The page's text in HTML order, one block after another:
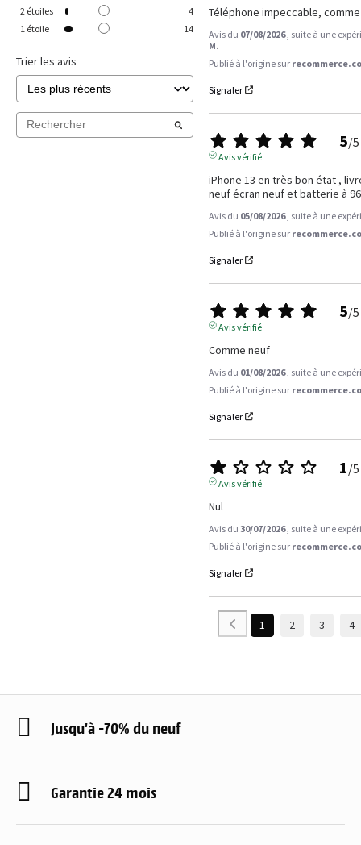
2 étoiles
4
1 étoile 14
Trier les avis
Téléphone impeccable,
Avis du 07/08/2026 , suite à une
M.
Publié à l'origine sur
Signaler
5/5
Avis vérifié
iPhone 13 en très bon état ,
neuf écran neuf et batterie à
Avis du 05/08/2026 , suite à une
Publié à l'origine sur
Signaler
5/5
Avis vérifié
Comme neuf
Avis du 01/08/2026 , suite à une
Publié à l'origine sur
Signaler
1/5
Avis vérifié
Nul
Avis du 30/07/2026 , suite à une
Publié à l'origine sur
Signaler
1 2 3 4
Jusqu'à -70% du neuf
Garantie 24 mois